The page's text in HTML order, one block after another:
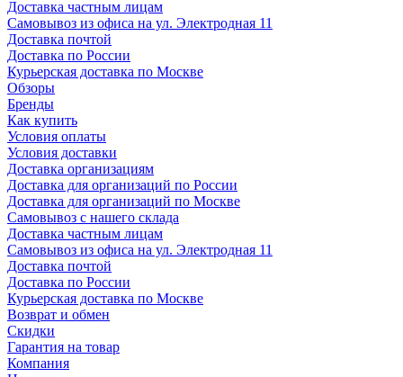
Доставка частным лицам
Самовывоз из офиса на ул. Электродная 11
Доставка почтой
Доставка по России
Курьерская доставка по Москве
Обзоры
Бренды
Как купить
Условия оплаты
Условия доставки
Доставка организациям
Доставка для организаций по России
Доставка для организаций по Москве
Самовывоз с нашего склада
Доставка частным лицам
Самовывоз из офиса на ул. Электродная 11
Доставка почтой
Доставка по России
Курьерская доставка по Москве
Возврат и обмен
Скидки
Гарантия на товар
Компания